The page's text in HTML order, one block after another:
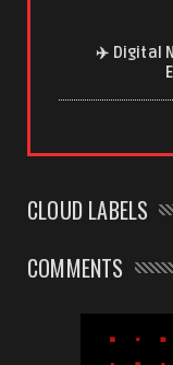
✈️ Digital
Какво да
CLOUD LABELS
COMMENTS